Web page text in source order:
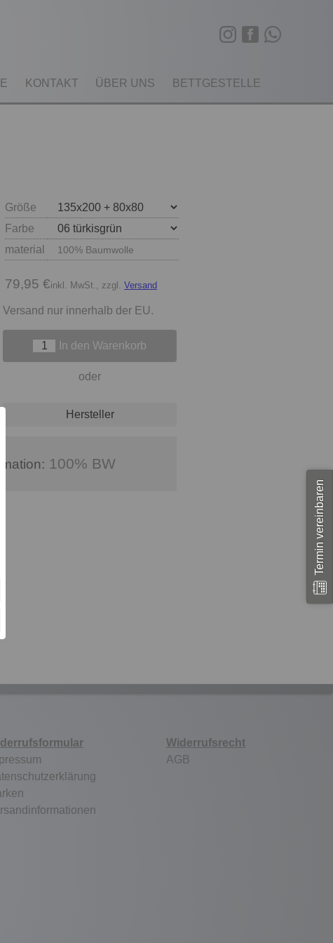
KONTAKT ÜBER UNS BETTGESTELLE
Größe
Farbe
material
100% Baumwolle
79,95 €inkl. MwSt., zzgl. Versand
Versand nur innerhalb der EU.
In den Warenkorb
oder
Hersteller
100% BW
Termin vereinbaren
Widerrufsrecht
AGB